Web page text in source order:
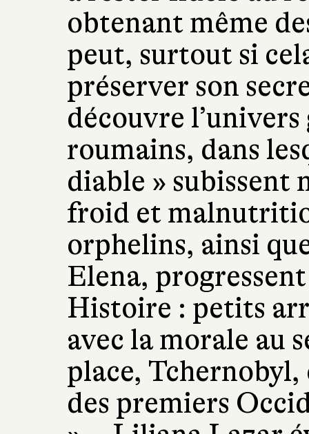
obtenant même
peut, surtout si
préserver son
découvre
roumains, dans
diable » subissent
froid et
orphelins, ainsi
Elena,
Histoire : petits
avec la morale au
place,
des premiers